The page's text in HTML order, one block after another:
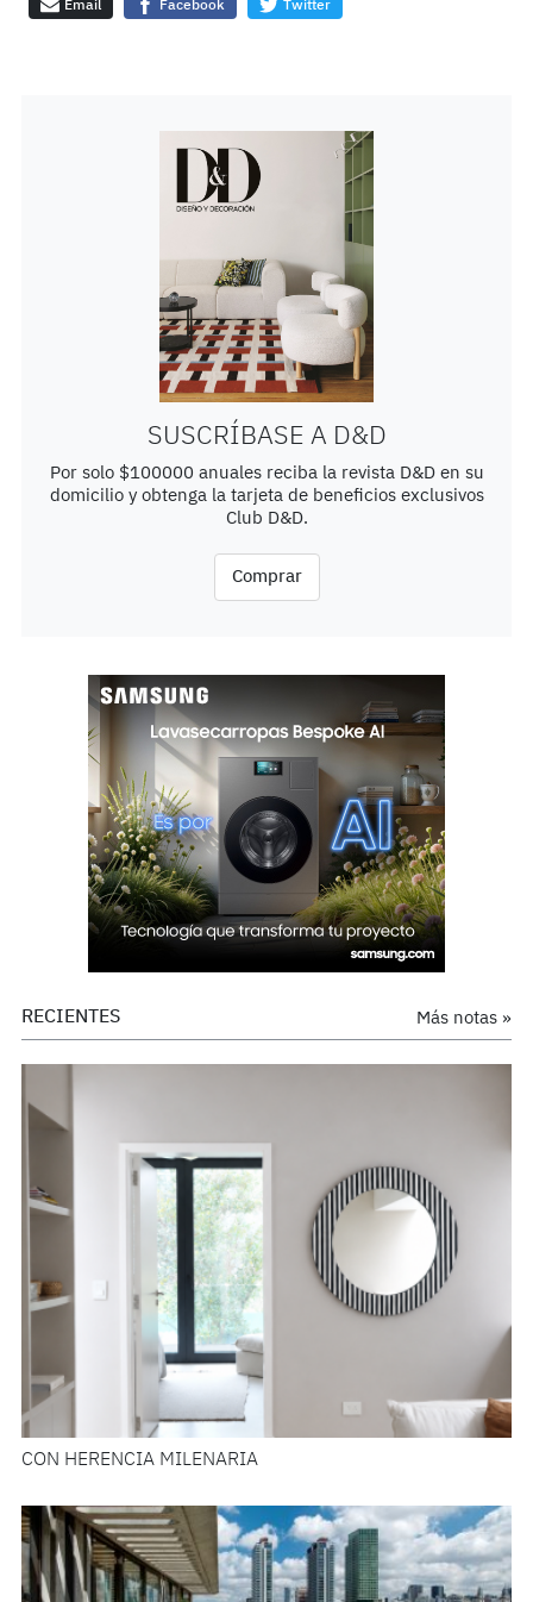
Email Facebook Twitter
SUSCRÍBASE A D&D
Por solo $100000 anuales reciba la revista D&D en su
domicilio y obtenga la tarjeta de beneficios exclusivos
Club D&D.
Comprar
Más notas »
RECIENTES
CON HERENCIA MILENARIA